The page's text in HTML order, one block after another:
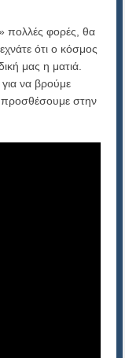
πολλές φορές, θα
ότι ο κόσμος
μας η ματιά.
να βρούμε
προσθέσουμε στην